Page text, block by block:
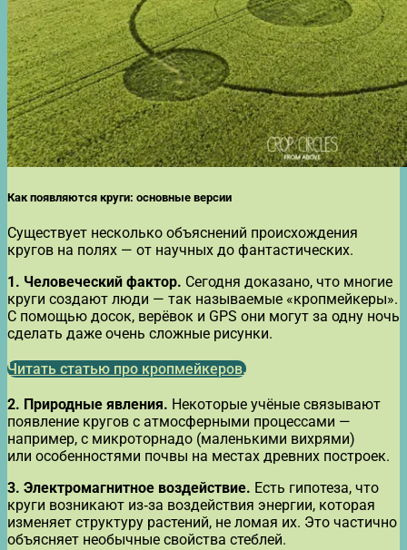
Как появляются круги: основные версии
Существует несколько объяснений происхождения
кругов на полях — от научных до фантастических.
1. Человеческий фактор. Сегодня доказано, что многие
круги создают люди — так называемые «кропмейкеры».
С помощью досок, верёвок и GPS они могут за одну ночь
сделать даже очень сложные рисунки.
Читать статью про кропмейкеров.
2. Природные явления. Некоторые учёные связывают
появление кругов с атмосферными процессами —
например, с микроторнадо (маленькими вихрями)
или особенностями почвы на местах древних построек.
3. Электромагнитное воздействие. Есть гипотеза, что
круги возникают из‑за воздействия энергии, которая
изменяет структуру растений, не ломая их. Это частично
объясняет необычные свойства стеблей.